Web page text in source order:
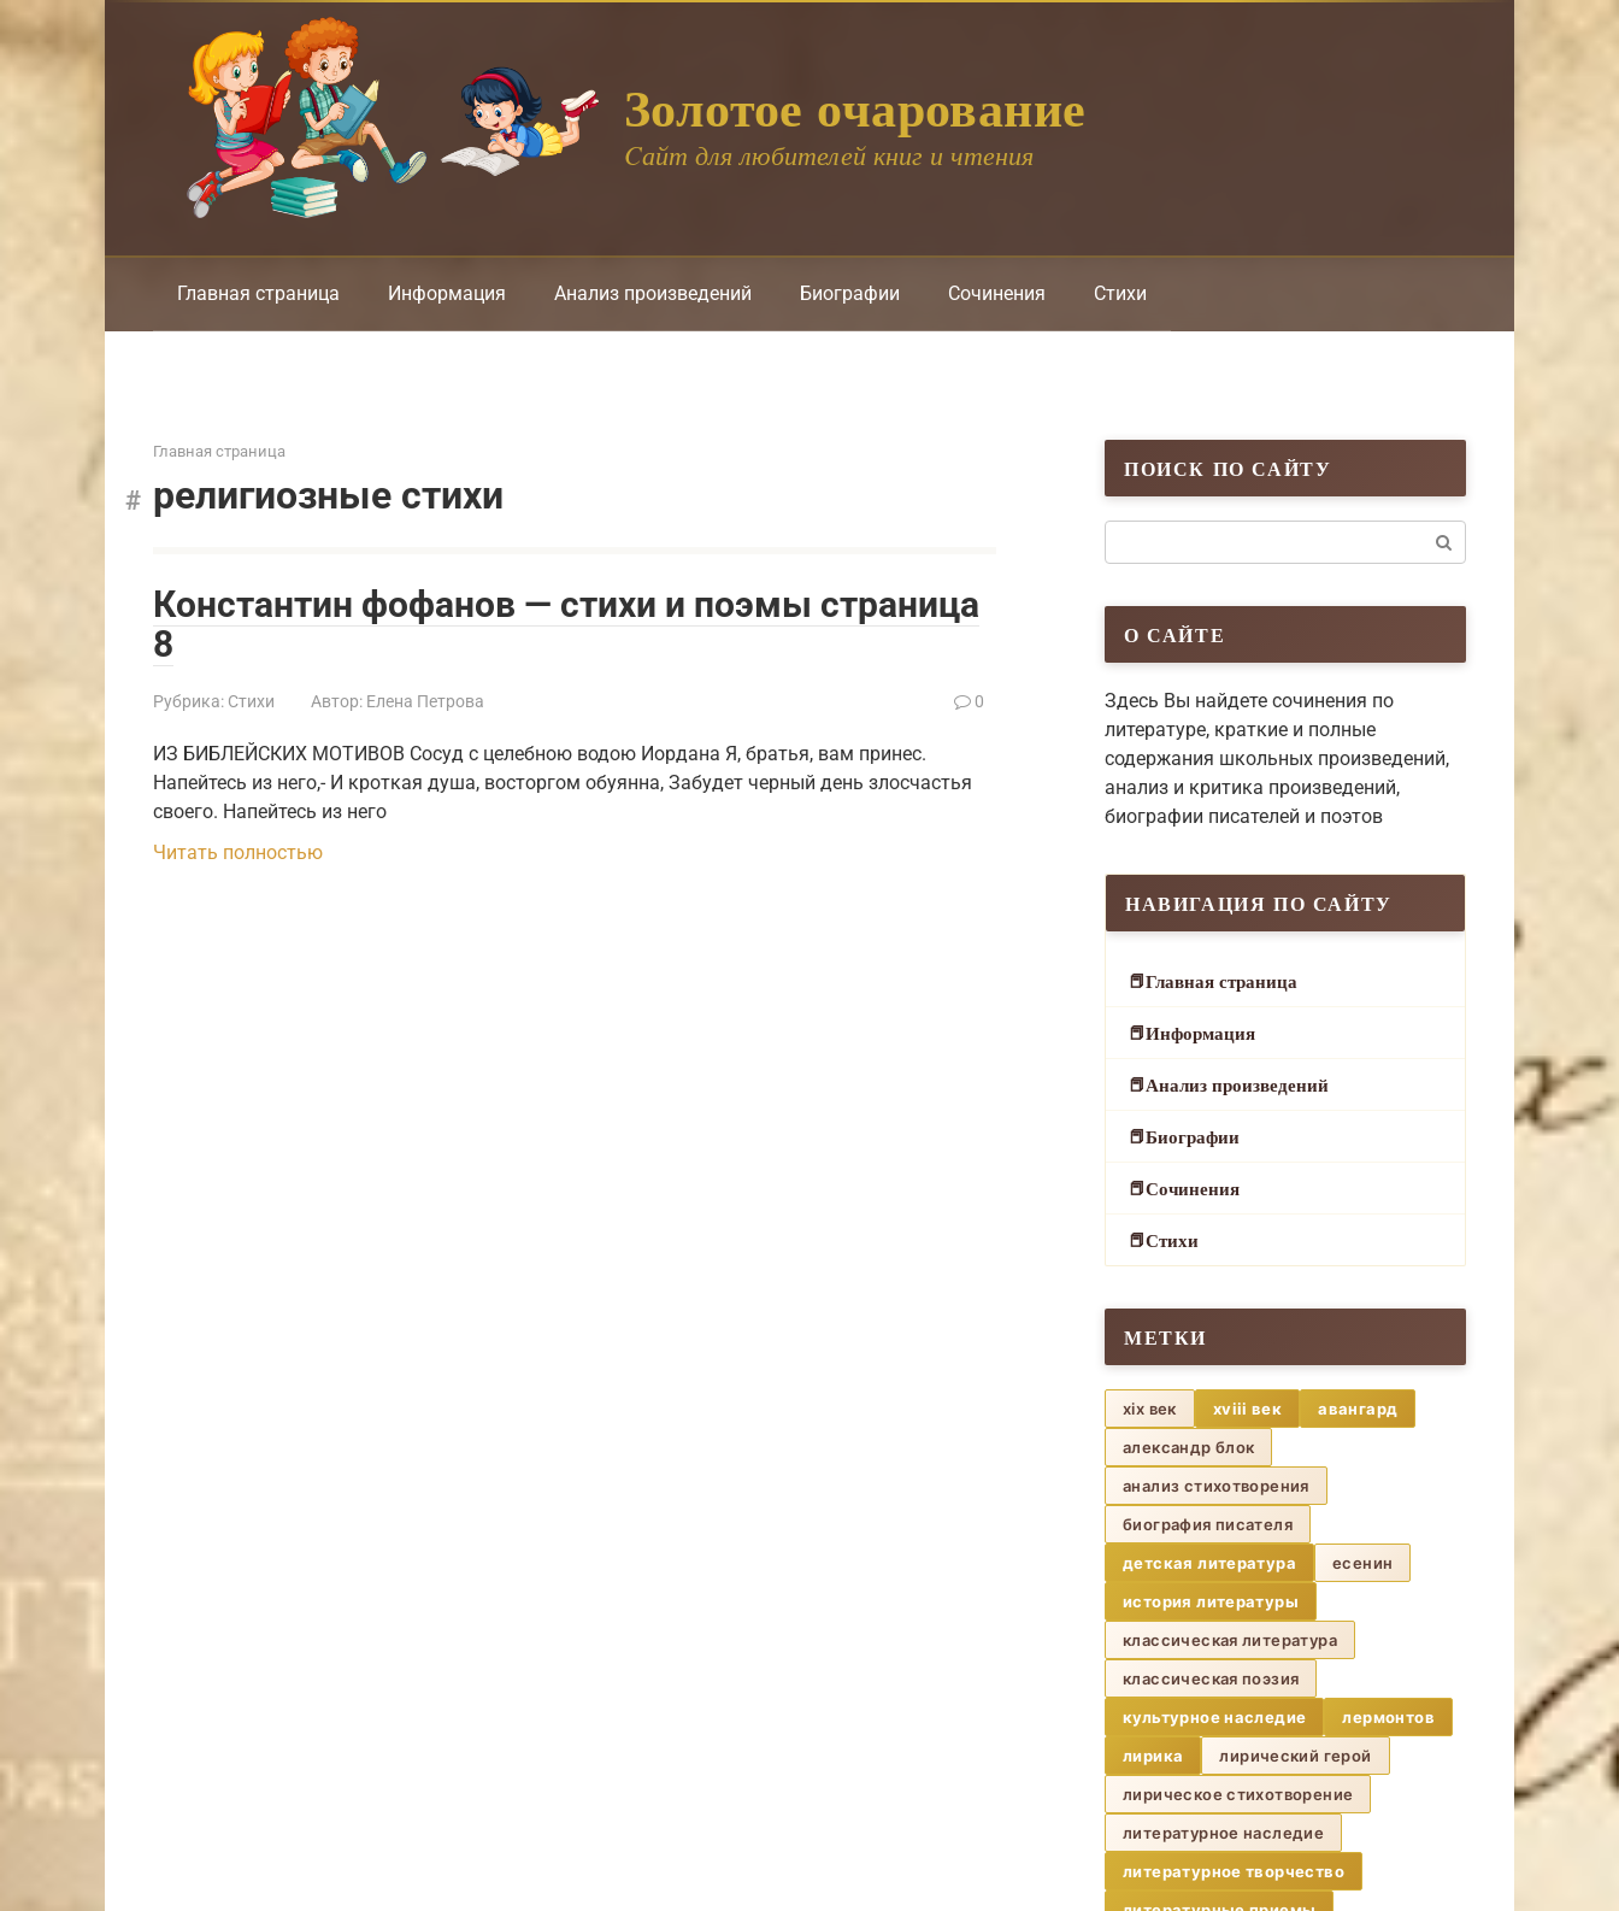
к
Золотое очарование
Cайт для любителей книг и чтения
Главная страница Информация Анализ произведений Биографии Сочинения Стихи
Главная страница
религиозные стихи
Константин фофанов — стихи и поэмы страница
8
Рубрика: Стихи Автор: Елена Петрова 0
ИЗ БИБЛЕЙСКИХ МОТИВОВ Сосуд с целебною водою Иордана Я, братья, вам принес.
Напейтесь из него,- И кроткая душа, восторгом обуянна, Забудет черный день злосчастья
своего. Напейтесь из него
Читать полностью
ПОИСК ПО САЙТУ
О САЙТЕ
Здесь Вы найдете сочинения по
литературе, краткие и полные
содержания школьных произведений,
анализ и критика произведений,
биографии писателей и поэтов
НАВИГАЦИЯ ПО САЙТУ
Главная страница
Информация
Анализ произведений
Биографии
Сочинения
Стихи
МЕТКИ
xix век xviii век
авангард
александр блок
анализ стихотворения
биография писателя
детская литература
есенин
история литературы
классическая литература
классическая поэзия
культурное наследие
лермонтов
лирика
лирический герой
лирическое стихотворение
литературное наследие
литературное творчество